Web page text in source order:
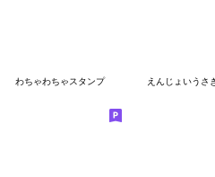
わちゃわちゃスタンプ